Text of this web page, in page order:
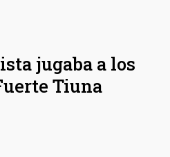
jugaba a los
Tiuna